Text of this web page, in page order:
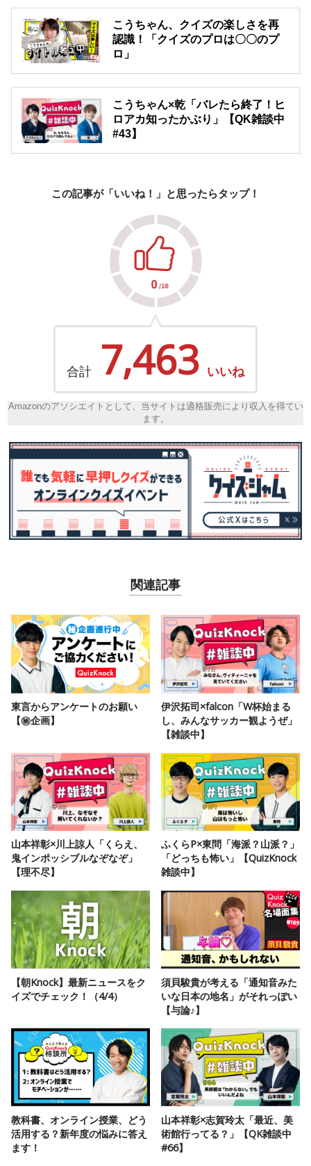
こうちゃん、クイズの楽しさを再
認識！「クイズのプロは〇〇のプ
ロ」
こうちゃん×乾「バレたら終了！ヒ
ロアカ知ったかぶり」【QK雑談中
#43】
この記事が「いいね！」と思ったらタップ！
合計 7,463 いいね
Amazonのアソシエイトとして、当サイトは適格販売により収入を得てい
ます。
関連記事
東言からアンケートのお願い
【㊙️企画】
伊沢拓司×falcon「W杯始まる
し、みんなサッカー観ようぜ」
【雑談中】
山本祥彰×川上諒人「くらえ、
鬼インポッシブルなぞなぞ」
【理不尽】
ふくらP×東問「海派？山派？」
「どっちも怖い」【QuizKnock
雑談中】
【朝Knock】最新ニュースをク
イズでチェック！（4/4）
須貝駿貴が考える「通知音みた
いな日本の地名」がそれっぽい
【与論♪】
教科書、オンライン授業、どう
活用する？新年度の悩みに答え
ます！
山本祥彰×志賀玲太「最近、美
術館行ってる？」【QK雑談中
#66】